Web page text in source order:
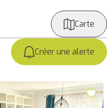
Créer une alerte
Carte